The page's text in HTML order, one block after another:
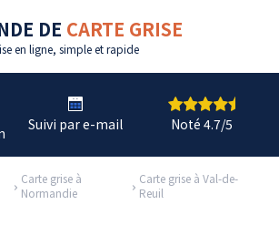
DE CARTE GRISE
en ligne, simple et rapide
Suivi par e-mail Noté 4.7/5
Carte grise à
Normandie
Carte grise à Val-de-
Reuil